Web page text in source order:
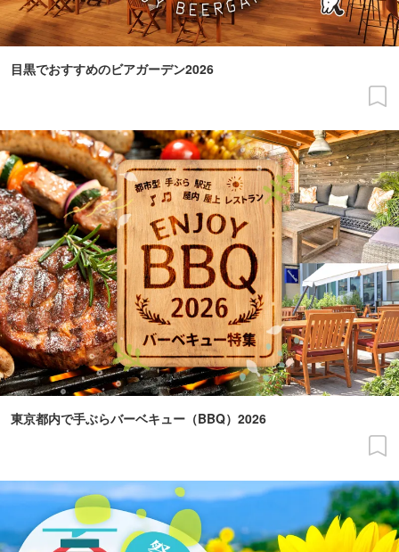
目黒でおすすめのビアガーデン2026
東京都内で手ぶらバーベキュー（BBQ）2026